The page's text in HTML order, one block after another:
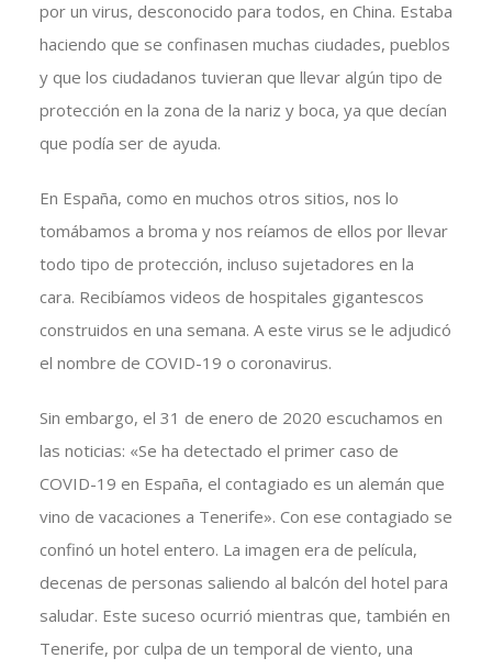
por un virus, desconocido para todos, en China. Estaba
haciendo que se confinasen muchas ciudades, pueblos
y que los ciudadanos tuvieran que llevar algún tipo de
protección en la zona de la nariz y boca, ya que decían
que podía ser de ayuda.
En España, como en muchos otros sitios, nos lo
tomábamos a broma y nos reíamos de ellos por llevar
todo tipo de protección, incluso sujetadores en la
cara. Recibíamos videos de hospitales gigantescos
construidos en una semana. A este virus se le adjudicó
el nombre de COVID-19 o coronavirus.
Sin embargo, el 31 de enero de 2020 escuchamos en
las noticias: «Se ha detectado el primer caso de
COVID-19 en España, el contagiado es un alemán que
vino de vacaciones a Tenerife». Con ese contagiado se
confinó un hotel entero. La imagen era de película,
decenas de personas saliendo al balcón del hotel para
saludar. Este suceso ocurrió mientras que, también en
Tenerife, por culpa de un temporal de viento, una